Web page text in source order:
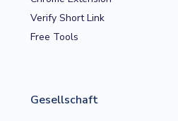
Verify Short Link
Free Tools
Gesellschaft